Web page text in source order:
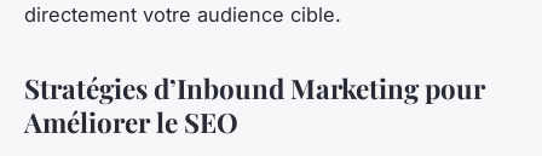
directement votre audience cible.
Stratégies d’Inbound Marketing pour
Améliorer le SEO